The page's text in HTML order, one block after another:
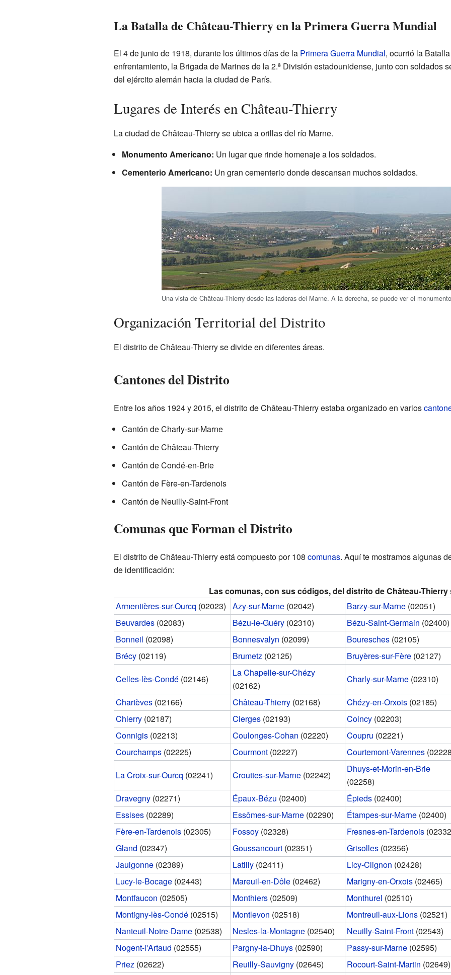
La Batalla de Château-Thierry en la Primera Guerra Mundial
El 4 de junio de 1918, durante los últimos días de la Primera Guerra Mundial, ocurrió la
enfrentamiento, la Brigada de Marines de la 2.ª División estadounidense, junto con soldados
del ejército alemán hacia la ciudad de París.
Lugares de Interés en Château-Thierry
La ciudad de Château-Thierry se ubica a orillas del río Marne.
Monumento Americano: Un lugar que rinde homenaje a los soldados.
Cementerio Americano: Un gran cementerio donde descansan muchos soldados.
Una vista de Château-Thierry desde las laderas del Marne. A la derecha, se puede ver el
Organización Territorial del Distrito
El distrito de Château-Thierry se divide en diferentes áreas.
Cantones del Distrito
Entre los años 1924 y 2015, el distrito de Château-Thierry estaba organizado en varios
Cantón de Charly-sur-Marne
Cantón de Château-Thierry
Cantón de Condé-en-Brie
Cantón de Fère-en-Tardenois
Cantón de Neuilly-Saint-Front
Comunas que Forman el Distrito
El distrito de Château-Thierry está compuesto por 108 comunas. Aquí te mostramos algunas
de identificación:
Las comunas, con sus códigos, del distrito de Château-Thierry
Armentières-sur-Ourcq (02023) Azy-sur-Marne (02042) Barzy-sur-Marne (02051)
Beuvardes (02083) Bézu-le-Guéry (02310) Bézu-Saint-Germain (02400)
Bonneil (02098) Bonnesvalyn (02099) Bouresches (02105)
Brécy (02119) Brumetz (02125) Bruyères-sur-Fère (02127)
Celles-lès-Condé (02146)
La Chapelle-sur-Chézy
(02162)
Charly-sur-Marne (02310)
Chartèves (02166) Château-Thierry (02168) Chézy-en-Orxois (02185)
Chierry (02187) Cierges (02193) Coincy (02203)
Connigis (02213) Coulonges-Cohan (02220) Coupru (02221)
Courchamps (02225) Courmont (02227) Courtemont-Varennes
La Croix-sur-Ourcq (02241) Crouttes-sur-Marne (02242)
Dhuys-et-Morin-en-Brie
(02258)
Dravegny (02271) Épaux-Bézu (02400) Épieds (02400)
Essises (02289) Essômes-sur-Marne (02290) Étampes-sur-Marne (02400)
Fère-en-Tardenois (02305) Fossoy (02328) Fresnes-en-Tardenois
Gland (02347) Goussancourt (02351) Grisolles (02356)
Jaulgonne (02389) Latilly (02411) Licy-Clignon (02428)
Lucy-le-Bocage (02443) Mareuil-en-Dôle (02462) Marigny-en-Orxois (02465)
Montfaucon (02505) Monthiers (02509) Monthurel (02510)
Montigny-lès-Condé (02515) Montlevon (02518) Montreuil-aux-Lions (02521)
Nanteuil-Notre-Dame (02538) Nesles-la-Montagne (02540) Neuilly-Saint-Front (02543)
Nogent-l'Artaud (02555) Pargny-la-Dhuys (02590) Passy-sur-Marne (02595)
Priez (02622) Reuilly-Sauvigny (02645) Rocourt-Saint-Martin (02649)